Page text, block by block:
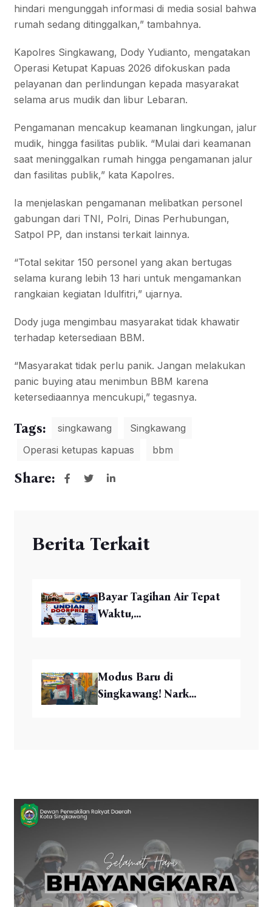
hindari mengunggah informasi di media sosial bahwa
rumah sedang ditinggalkan,” tambahnya.
Kapolres Singkawang, Dody Yudianto, mengatakan
Operasi Ketupat Kapuas 2026 difokuskan pada
pelayanan dan perlindungan kepada masyarakat
selama arus mudik dan libur Lebaran.
Pengamanan mencakup keamanan lingkungan, jalur
mudik, hingga fasilitas publik. “Mulai dari keamanan
saat meninggalkan rumah hingga pengamanan jalur
dan fasilitas publik,” kata Kapolres.
Ia menjelaskan pengamanan melibatkan personel
gabungan dari TNI, Polri, Dinas Perhubungan,
Satpol PP, dan instansi terkait lainnya.
“Total sekitar 150 personel yang akan bertugas
selama kurang lebih 13 hari untuk mengamankan
rangkaian kegiatan Idulfitri,” ujarnya.
Dody juga mengimbau masyarakat tidak khawatir
terhadap ketersediaan BBM.
“Masyarakat tidak perlu panik. Jangan melakukan
panic buying atau menimbun BBM karena
ketersediaannya mencukupi,” tegasnya.
Tags: singkawang
Singkawang
Operasi ketupas kapuas
bbm
Share:
Berita Terkait
Bayar Tagihan Air Tepat
Waktu,...
Modus Baru di
Singkawang! Nark...